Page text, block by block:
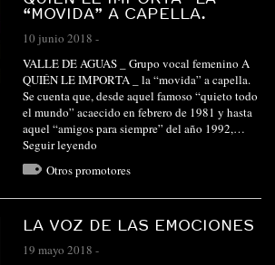
“MOVIDA” A CAPELLA.
10 junio 2018 -
VALLE DE AGUAS _ Grupo vocal femenino A
QUIÉN LE IMPORTA _ la “movida” a capella.
Se cuenta que, desde aquel famoso “quieto todo
el mundo” acaecido en febrero de 1981 y hasta
aquel “amigos para siempre” del año 1992,…
Seguir leyendo
Otros promotores
LA VOZ DE LAS EMOCIONES
19 mayo 2018 -